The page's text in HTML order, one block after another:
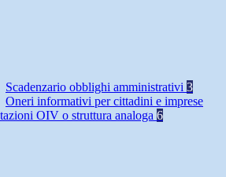
Scadenzario obblighi amministrativi 3
Oneri informativi per cittadini e imprese
OIV o struttura analoga 6